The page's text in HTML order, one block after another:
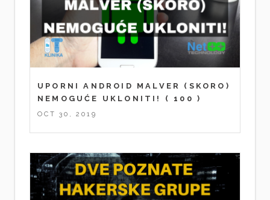
UPORNI ANDROID MALVER (SKORO)
NEMOGUĆE UKLONITI!
( 100 )
OCT 30, 2019